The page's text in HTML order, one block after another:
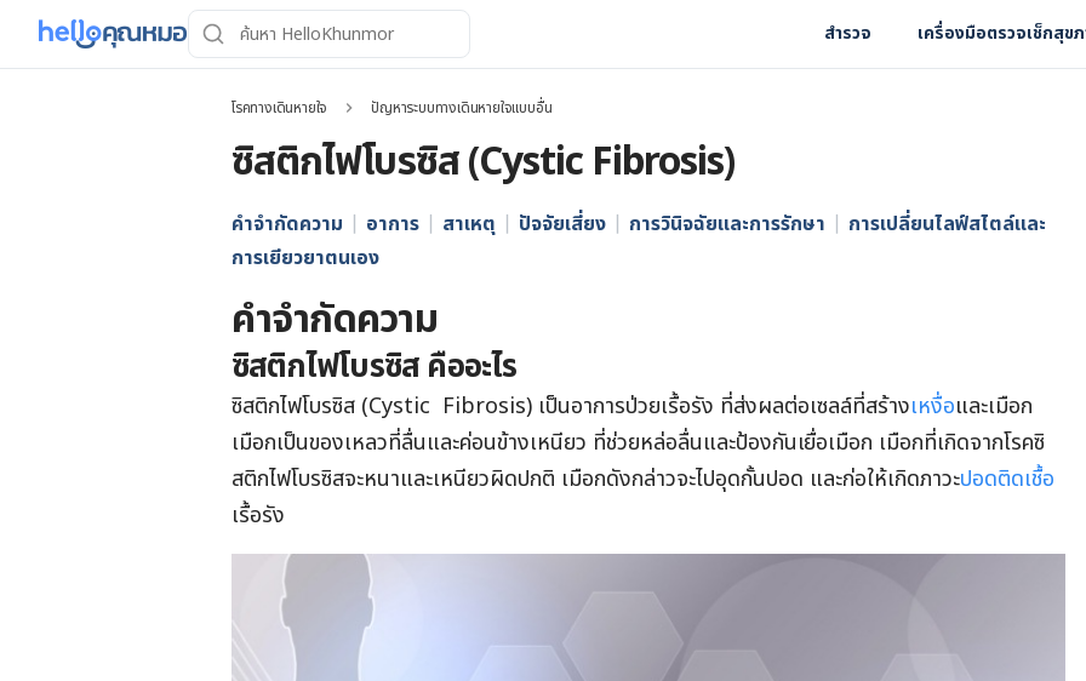
สำรวจ เครื่องมือตรวจเช็กสุข
โรคทางเดินหายใจ ปัญหาระบบทางเดินหายใจแบบอื่น
ซิสติกไฟโบรซิส (Cystic Fibrosis)
คำจำกัดความ อาการ สาเหตุ ปัจจัยเสี่ยง การวินิจฉัยและการรักษา
การเปลี่ยนไลฟ์สไตล์และ
การเยียวยาตนเอง
คำจำกัดความ
ซิสติกไฟโบรซิส คืออะไร
ซิสติกไฟโบรซิส (Cystic Fibrosis) เป็นอาการป่วยเรื้อรัง ที่ส่งผลต่อเซลล์ที่สร้างเหงื่อและเมือก
เมือกเป็นของเหลวที่ลื่นและค่อนข้างเหนียว ที่ช่วยหล่อลื่นและป้องกันเยื่อเมือก เมือกที่เกิดจากโรคซิ
สติกไฟโบรซิสจะหนาและเหนียวผิดปกติ เมือกดังกล่าวจะไปอุดกั้นปอด และก่อให้เกิดภาวะปอดติดเชื้อ
เรื้อรัง